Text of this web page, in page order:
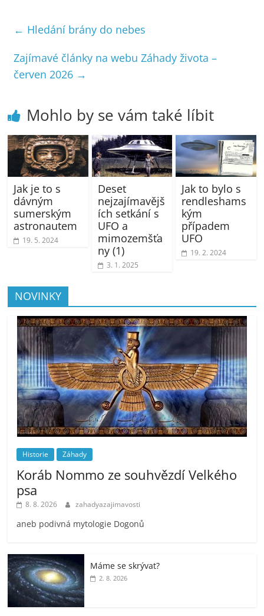
← Hledání brány do nebes
Zajímavé články na webu Záhady života –
červen 2026 →
Mohlo by se vám také líbit
Jak je to s
dávným
sumerským
astronautem
19. 5. 2024
Deset
nejzajímavějš
ích setkání s
UFO a
mimozemšťa
ny (1)
3. 1. 2025
Jak to bylo s
rendleshams
kým
případem
UFO
19. 2. 2024
NOVINKY
Historie Záhady
Koráb Nommo ze souhvězdí Velkého
psa
8. 8. 2026 zahadyazajimavosti
aneb podivná mytologie Dogonů
Máme se skrývat?
2. 8. 2026